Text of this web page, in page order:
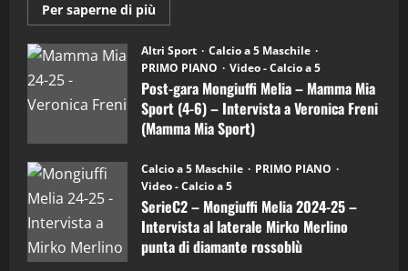
Per saperne di più
informazioni
Post-
gara
Mongiuffi
Melia
–
Mamma
Mia
Sport
6)
–
Intervista
a
mister
Arturo
Carciotto
(Mongiuffi
Altri Sport
Calcio a 5 Maschile
PRIMO PIANO
Video - Calcio a 5
Post-gara Mongiuffi Melia – Mamma Mia
Sport (4-6) – Intervista a Veronica Freni
(Mamma Mia Sport)
Calcio a 5 Maschile
PRIMO PIANO
Video - Calcio a 5
SerieC2 – Mongiuffi Melia 2024-25 –
Intervista al laterale Mirko Merlino
punta di diamante rossoblù
3
"SportEmpire" in Podcast
“SportEmpire” in Podcast: 28^ Puntata
(Martedi 21 Aprile 2026)
21/04/2026
“SportEmpire” in Podcast: 27^ Puntata
(Martedi 14 Aprile 2026)
15/04/2026